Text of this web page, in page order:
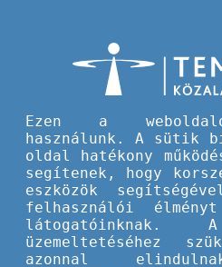
Dokumentumok
pályázóknak
Általános dokumentáció a
Ezen a
használunk. A sütik
oldal hatékony
segítenek, hogy
eszközök
felhasználói
látogatóinknak.
üzemeltetéséhez
azonnal